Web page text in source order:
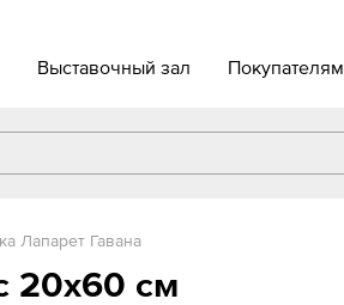
Выставочный зал Покупателям
Лапарет Гавана
20x60 см